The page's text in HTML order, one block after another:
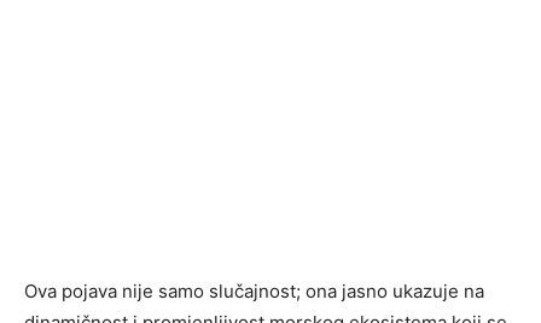
Ova pojava nije samo slučajnost; ona jasno ukazuje na